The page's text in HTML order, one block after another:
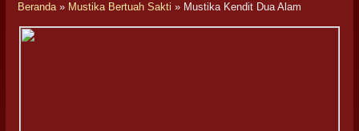
Beranda» Mustika Bertuah Sakti » Mustika Kendit Dua Alam